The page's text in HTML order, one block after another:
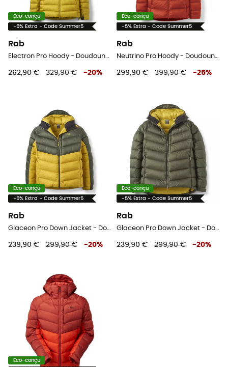
Eco-conçu
-5% Extra - Code Summer5
Rab
Electron Pro Hoody - Doudoune homme
262,90 € 329,90 € -20%
Eco-conçu
-5% Extra - Code Summer5
Rab
Neutrino Pro Hoody - Doudoune homme
299,90 € 399,90 € -25%
Eco-conçu
-5% Extra - Code Summer5
Rab
Glaceon Pro Down Jacket - Doudoune homme
239,90 € 299,90 € -20%
Eco-conçu
-5% Extra - Code Summer5
Rab
Glaceon Pro Down Jacket - Doudoune homme
239,90 € 299,90 € -20%
Eco-conçu